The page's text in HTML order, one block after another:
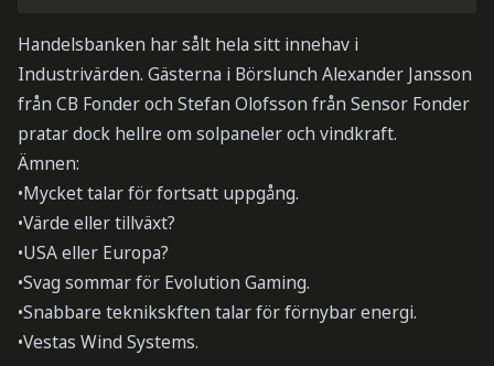
Handelsbanken har sålt hela sitt innehav i
Industrivärden. Gästerna i Börslunch Alexander Jansson
från CB Fonder och Stefan Olofsson från Sensor Fonder
pratar dock hellre om solpaneler och vindkraft.
Ämnen:
•Mycket talar för fortsatt uppgång.
•Värde eller tillväxt?
•USA eller Europa?
•Svag sommar för Evolution Gaming.
•Snabbare teknikskften talar för förnybar energi.
•Vestas Wind Systems.